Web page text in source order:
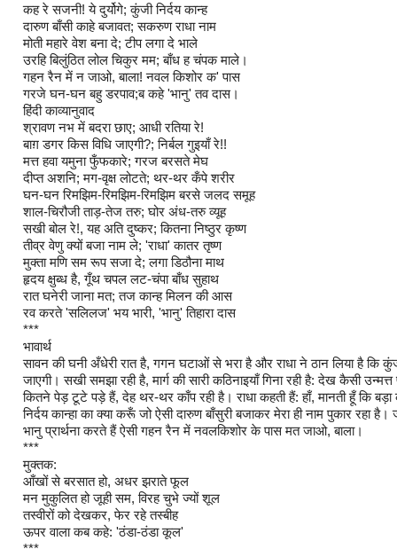
कह रे सजनी! ये दुर्योगे; कुंजी निर्दय कान्ह
दारुण बाँसी काहे बजावत; सकरुण राधा नाम
मोती महारे वेश बना दे; टीप लगा दे भाले
उरहि बिलुंठित लोल चिकुर मम; बाँध ह चंपक माले।
गहन रैन में न जाओ, बाला! नवल किशोर क' पास
गरजे घन-घन बहु डरपाव;ब कहे 'भानु' तव दास।
हिंदी काव्यानुवाद
श्रावण नभ में बदरा छाए; आधी रतिया रे!
बाग़ डगर किस विधि जाएगी?; निर्बल गुइयाँ रे!!
मत्त हवा यमुना फुँफकारे; गरज बरसते मेघ
दीप्त अशनि; मग-वृक्ष लोटते; थर-थर कँपे शरीर
घन-घन रिमझिम-रिमझिम-रिमझिम बरसे जलद समूह
शाल-चिरौजी ताड़-तेज तरु; घोर अंध-तरु व्यूह
सखी बोल रे!, यह अति दुष्कर; कितना निष्ठुर कृष्ण
तीव्र वेणु क्यों बजा नाम ले; 'राधा' कातर तृष्ण
मुक्ता मणि सम रूप सजा दे; लगा डिठौना माथ
हृदय क्षुब्ध है, गूँथ चपल लट-चंपा बाँध सुहाथ
रात घनेरी जाना मत; तज कान्ह मिलन की आस
रव करते 'सलिलज' भय भारी, 'भानु' तिहारा दास
***
भावार्थ
सावन की घनी अँधेरी रात है, गगन घटाओं से भरा है और राधा ने ठान लिया है कि
जाएगी। सखी समझा रही है, मार्ग की सारी कठिनाइयाँ गिना रही है: देख कैसी
कितने पेड़ टूटे पड़े हैं, देह थर-थर काँप रही है। राधा कहती हैं: हाँ, मानती हूँ कि
निर्दय कान्हा का क्या करूँ जो ऐसी दारुण बाँसुरी बजाकर मेरा ही नाम पुकार रहा
भानु प्रार्थना करते हैं ऐसी गहन रैन में नवलकिशोर के पास मत जाओ, बाला।
***
मुक्तक:
आँखों से बरसात हो, अधर झराते फूल
मन मुकुलित हो जूही सम, विरह चुभे ज्यों शूल
तस्वीरों को देखकर, फेर रहे तस्बीह
ऊपर वाला कब कहे: 'ठंडा-ठंडा कूल'
***